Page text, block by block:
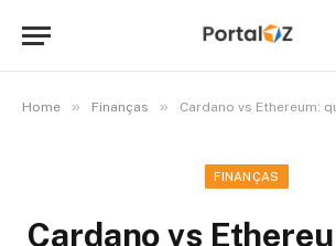
Home » Finanças » Cardano vs Ethereum: quem
FINANÇAS
Cardano vs